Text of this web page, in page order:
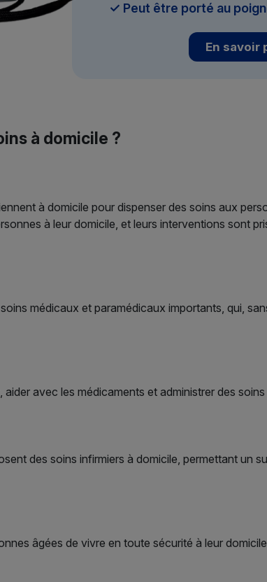
✓ Peut être porté au
En savoir
à domicile ?
à domicile pour dispenser des soins aux
à leur domicile, et leurs interventions sont
médicaux et paramédicaux importants, qui,
avec les médicaments et administrer des
des soins infirmiers à domicile, permettant un
âgées de vivre en toute sécurité à leur